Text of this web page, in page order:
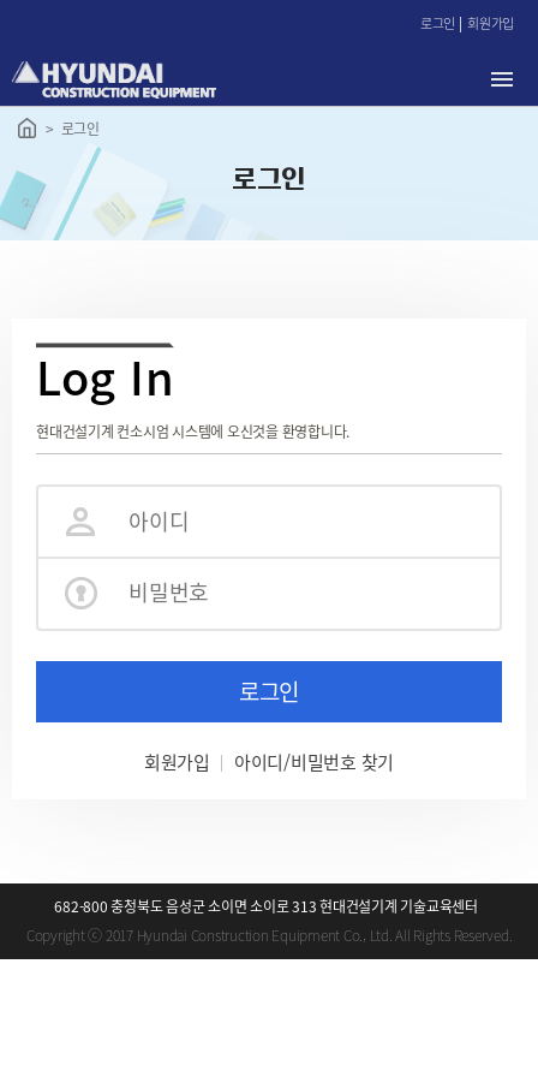
로
가
로그인 회원가입
로그인
로그인
Log In
현대건설기계 컨소시엄 시스템에 오신것을 환영합니다.
로그인
회원가입 아이디/비밀번호 찾기
682-800 충청북도 음성군 소이면 소이로 313 현대건설기계 기술교육센터
Copyright ⓒ 2017 Hyundai Construction Equipment Co., Ltd. All Rights Reserved.